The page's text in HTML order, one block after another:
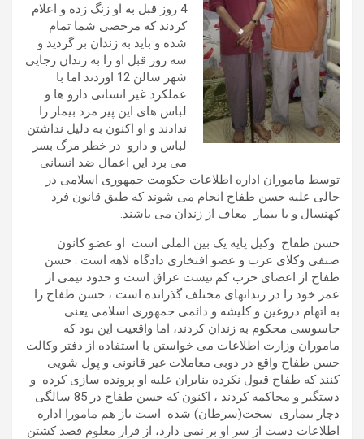
4 روز قبل به او زنگ زده و اعلام
کردند که مرخصی شما تمام
شده و باید به زندان بر گردید و
سه روز قبل او را به زندان رجایی
شهر سالن 12 اوردند اما با
عملکرد غیر انسانی دارو ها و
لباس های این پیر مرد بیمار را
ندادند و او اکنون به دلیل نداشتن
لباس و دارو در خطر مرگ بسر
می برد این اعمال ضد انسانی
توسط ماموران اداره اطلاعات حکومت جمهوری اسلامی در
حالی علیه حسن طفاح انجام می شوند که طبق قانون فرد
کهنسال و یا بیمار معاف از زندان می باشند.
حسن طفاح وکیل پایه یک بین الملی است او عضو کانون
صنفی وکلای عرب و عضو افتخاری دادگاه لاهه است . حسن
طفاح از اعضای حزب کم.نیست عراق است و حدود نیمی از
عمر خود را در زندانهای مختلف گذرانده است ، حسن طفاح را
به اتهام دروغین و کلیشه و دائمی جمهوری اسلامی یعنی
جاسوسی محکوم به زندان کردند، اما واقعیت این بود که
ماموران وزارت اطلاعات می خواستن با استفاده از دفتر وکالت
حسن طفاح واقع در دوبی معاملات غیر قانونی و پول شویی
کنند که طفاح قبول نکرده بنابران علیه او پرونده سازی کرده و
دستگیر و محاکمه کردند ، اکنون که حسن طفاح در 85 سالگی
دچار بیماری سخت(سرطان) شده است باز هم مامورا اداره
اطلاعات دست از سر او بر نمی دارد، از قرار معلوم قصد کشتن